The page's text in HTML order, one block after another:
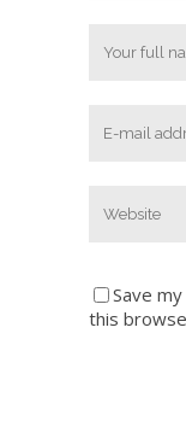
Save
this